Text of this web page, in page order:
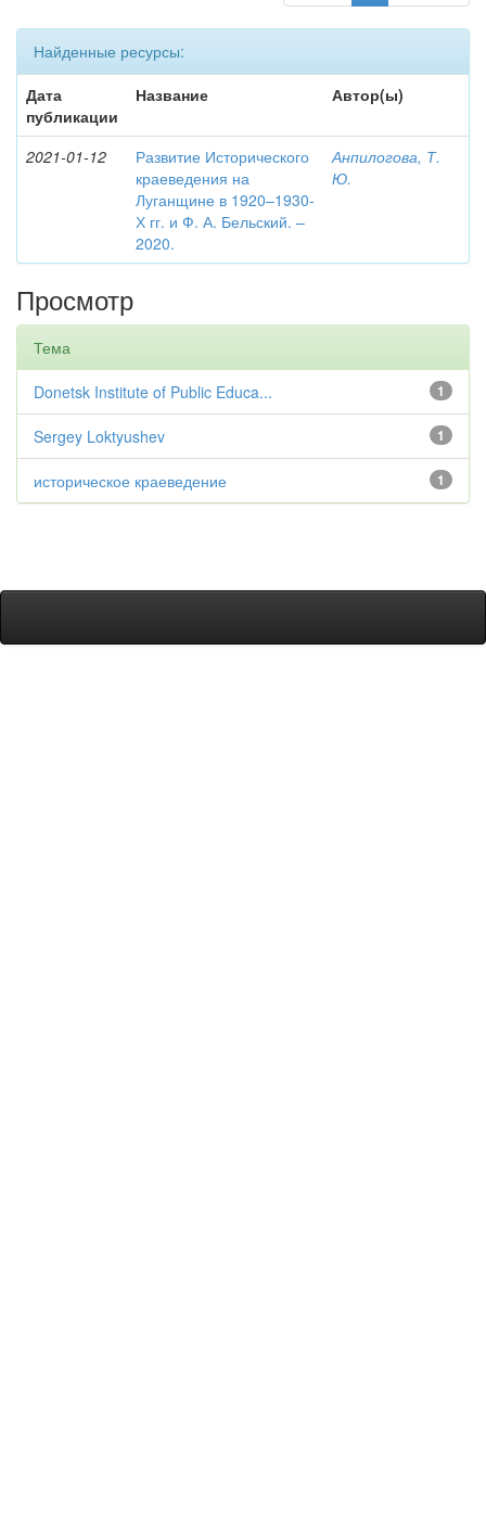
Найденные ресурсы:
Дата
публикации
Название Автор(ы)
2021-01-12
Развитие Исторического
краеведения на
Луганщине в 1920–1930-
Х гг. и Ф. А. Бельский. –
2020.
Анпилогова, Т.
Ю.
Просмотр
Тема
1
Donetsk Institute of Public Educa...
1
Sergey Loktyushev
1
историческое краеведение